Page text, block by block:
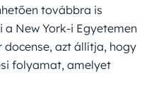
továbbra is
New York-i Egyetemen
docense, azt állítja, hogy
folyamat, amelyet